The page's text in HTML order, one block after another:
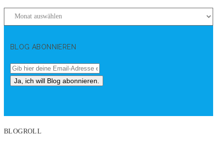
BLOG ABONNIEREN
BLOGROLL